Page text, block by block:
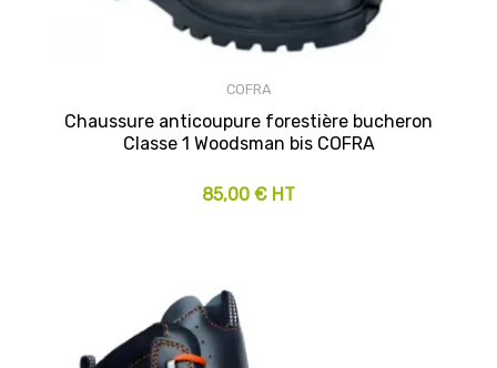
COFRA
Chaussure anticoupure forestière bucheron
Classe 1 Woodsman bis COFRA
85,00 € HT